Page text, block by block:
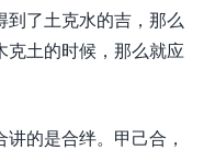
到了土克水的吉，那么
克土的时候，那么就应
的是合绊。甲己合，